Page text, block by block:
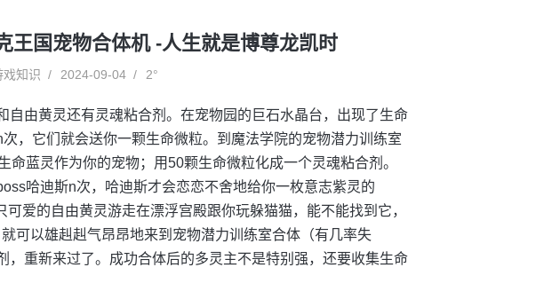
王国宠物合体机 -人生就是博尊龙凯时
戏知识 2024-09-04 2°
自由黄灵还有灵魂粘合剂。在宠物园的巨石水晶台，出现了生命
，它们就会送你一颗生命微粒。到魔法学院的宠物潜力训练室
蓝灵作为你的宠物；用50颗生命微粒化成一个灵魂粘合剂。
哈迪斯n次，哈迪斯才会恋恋不舍地给你一枚意志紫灵的
爱的自由黄灵游走在漂浮宫殿跟你玩躲猫猫，能不能找到它，
可以雄赳赳气昂昂地来到宠物潜力训练室合体（有几率失
，重新来过了。成功合体后的多灵主不是特别强，还要收集生命